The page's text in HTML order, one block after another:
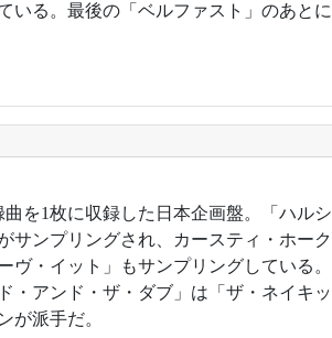
いる。最後の「ベルファスト」のあとに
を1枚に収録した日本企画盤。「ハルシ
サンプリングされ、カースティ・ホーク
・イット」もサンプリングしている。
・アンド・ザ・ダブ」は「ザ・ネイキッ
が派手だ。